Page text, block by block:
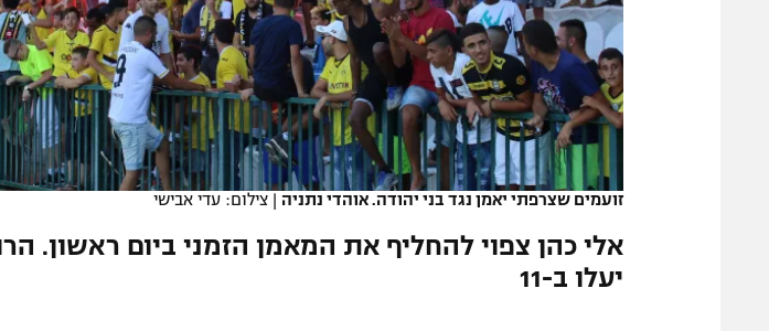
תקנון פעילות ספורט 1
רשיון להקרנה פומבית לבית עסק
הצטרפות לחבילת הערוצים
לוח דרושים – ג'ובנט
המגזיןזועמים שצרפתי יאמן נגד בני יהודה. אוהדי נתניה | צילום: עדי אבישי
אלי כהן צפוי להחליף את המאמן הזמני ביום ראשון.
יעלו ב-11